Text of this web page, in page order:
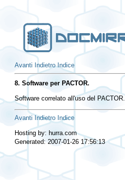
Avanti Indietro Indice
8. Software per PACTOR.
Software correlato all'uso del PACTOR.
Avanti Indietro Indice
Hosting by: hurra.com
Generated: 2007-01-26 17:56:13